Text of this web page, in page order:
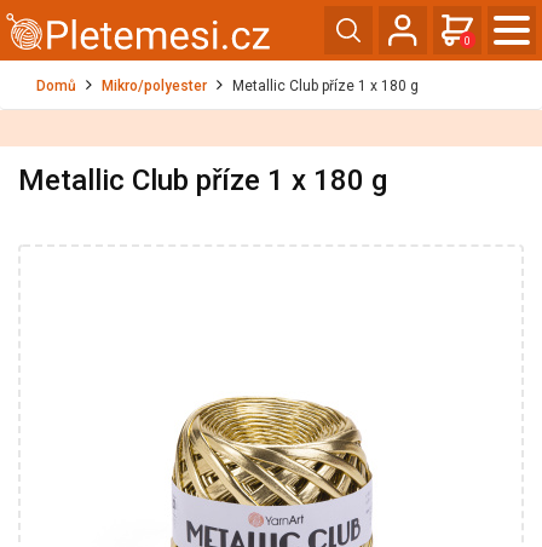
0
Domů Mikro/polyester Metallic Club příze 1 x 180 g
Metallic Club příze 1 x 180 g